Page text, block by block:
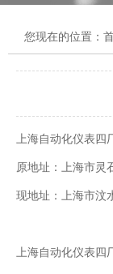
您现在的位置：
上海自动化仪表四
原地址：上海市灵
现地址：上海市汶
上海自动化仪表四